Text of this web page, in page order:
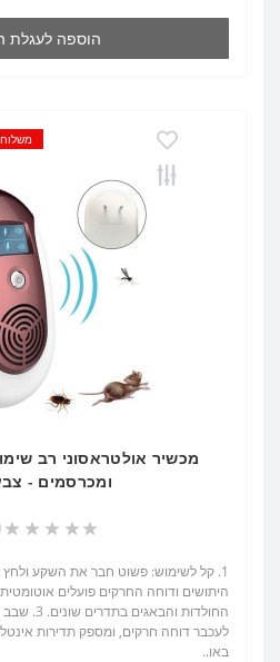
הוספה לעגלת
משלוח
מכשיר אולטראסוני רב
ומכרסמים -
1. קל לשימוש: פשוט חבר את השקע
החולדות
באו..